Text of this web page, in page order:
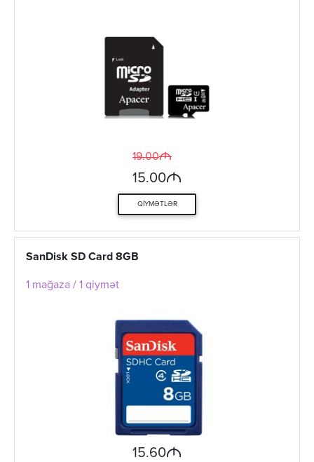
19.00M
15.00M
QIYMƏTLƏR
SanDisk SD Card 8GB
1 mağaza / 1 qiymət
15.60M